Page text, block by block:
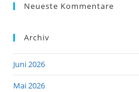
Neueste Kommentare
Archiv
Juni 2026
Mai 2026